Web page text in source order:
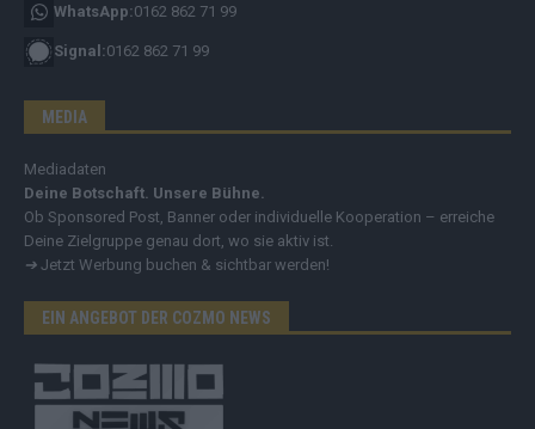
WhatsApp:0162 862 71 99
Signal:0162 862 71 99
MEDIA
Mediadaten
Deine Botschaft. Unsere Bühne.
Ob Sponsored Post, Banner oder individuelle Kooperation – erreiche
Deine Zielgruppe genau dort, wo sie aktiv ist.
➔ Jetzt Werbung buchen & sichtbar werden!
EIN ANGEBOT DER COZMO NEWS